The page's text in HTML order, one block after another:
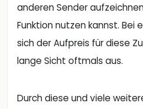
anderen Sender
Funktion nutzen kannst. Bei
sich der Aufpreis für diese
lange Sicht oftmals aus.
Durch diese und viele